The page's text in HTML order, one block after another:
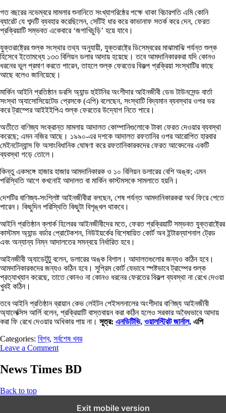
গত বছরের নভেম্বরে মামলার শুনানিতে সংখ্যাগরিষ্ঠের পক্ষে থাকা বিচারপতি এমি কোনি
ব্যারেট যে শব্দটি ব্যবহার করেছিলেন, সেটিই ধার করে কাভানাফ সতর্ক করে দেন, ফেরত
প্রক্রিয়াটি সম্ভবত একেবারে ‘জগাখিচুড়ি’ হয়ে যাবে।
যুক্তরাষ্ট্রের শুল্ক সংস্থার তথ্য অনুযায়ী, যুক্তরাষ্ট্রে ডিসেম্বরের মাঝামাঝি পর্যন্ত শুল্ক
হিসেবে ইতোমধ্যে ১৩৩ বিলিয়ন ডলার আদায় হয়েছে। তবে আমদানিকারকরা যদি কোনও
ধরনের ভুল প্রমাণ করতে পারেন, তাহলে শুল্ক ফেরতের বিকল্প প্রক্রিয়া সংস্থাটির কাছে
আছে বলেও জানিয়েছে।
মার্কিন আইনি প্রতিষ্ঠান ডরসি অ্যান্ড হুইটনির অংশীদার আইনজীবী ডেভ টাউনসেন্ড বার্তা
সংস্থা অ্যাসোসিয়েটেড প্রেসকে (এপি) বলেছেন, সংস্থাটি বিদ্যমান ব্যবস্থার ওপর ভর
করে ট্রাম্পের আইইইপিএ শুল্ক ফেরতের উদ্যোগ নিতে পারে।
অতীতে বাণিজ্য সংক্রান্ত মামলায় আদালত কোম্পানিগুলোকে টাকা ফেরত দেওয়ার ব্যবস্থা
করেছে; এমন নজির আছে। ১৯৯০-এর দশকে আদালত রফতানির ওপর আরোপিত হারবার
মেইনটেন্যান্স ফি অসাংবিধানিক ঘোষণা করে রফতানিকারকদের ফেরত আবেদনের একটি
ব্যবস্থা গড়ে তোলে।
কিন্তু একসঙ্গে হাজার হাজার আমদানিকারক ও ১০ বিলিয়ন ডলারের বেশি অঙ্ক; এমন
পরিস্থিতি আগে কখনোই আদালত বা মার্কিন কাস্টমসকে সামলাতে হয়নি।
দেশটির বাণিজ্য-সংশ্লিষ্ট আইনজীবীরা বলছেন, শেষ পর্যন্ত আমদানিকারকরা অর্থ ফিরে পেতে
পারেন। কিছুদিন পরিস্থিতি কিছুটা বিশৃঙ্খল থাকবে।
আইনি প্রতিষ্ঠান ক্লার্ক হিলেরর আইনজীবীদের মতে, ফেরত প্রক্রিয়াটি সম্ভবত যুক্তরাষ্ট্রের
কাস্টমস অ্যান্ড বর্ডার প্রোটেকশন, নিউইয়র্কের বিশেষায়িত কোর্ট অব ইন্টারন্যাশনাল ট্রেড
এবং অন্যান্য নিম্ন আদালতের সমন্বয়ে নির্ধারিত হবে।
আইনজীবী অ্যাডেটুটু বলেন, ডলারের অঙ্ক বিশাল। আদালতগুলোর জন্যও কঠিন হবে।
আমদানিকারকদের জন্যও কঠিন হবে। সুপ্রিম কোর্ট যেভাবে স্পষ্টভাবে ট্রাম্পের শুল্ক
প্রত্যাখ্যান করেছে, তাতে কোনও না কোনও ধরনের ফেরতের বিকল্প ব্যবস্থা না রেখে দেওয়া
খুবই কঠিন।
তবে আইনি প্রতিষ্ঠান ব্রায়ান কেভ লেইটন পেইসলনালের অংশীদার বাণিজ্য আইনজীবী
অ্যালেক্সিস আর্লি বলেন, প্রক্রিয়াটি বাস্তবায়ন করা কঠিন হলেও সরকার অবৈধভাবে আদায়
করা ফি রেখে দেওয়ার অধিকার পায় না। সূত্র: এনডিটিভি, ওয়ালস্ট্রিট জার্নাল, এপি
Categories: বিশ্ব, সর্বশেষ খবর
Leave a Comment
News Times BD
Back to top
Exit mobile version